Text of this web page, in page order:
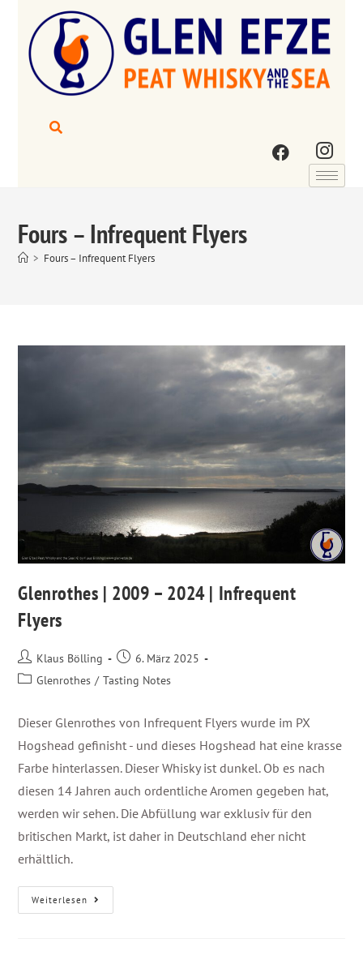
Fours – Infrequent Flyers
> Fours – Infrequent Flyers
Glenrothes | 2009 – 2024 | Infrequent
Flyers
Klaus Bölling
6. März 2025
Glenrothes / Tasting Notes
Dieser Glenrothes von Infrequent Flyers wurde im PX
Hogshead gefinisht - und dieses Hogshead hat eine krasse
Farbe hinterlassen. Dieser Whisky ist dunkel. Ob es nach
diesen 14 Jahren auch ordentliche Aromen gegeben hat,
werden wir sehen. Die Abfüllung war exklusiv für den
britischen Markt, ist daher in Deutschland eher nicht
erhältlich.
Weiterlesen